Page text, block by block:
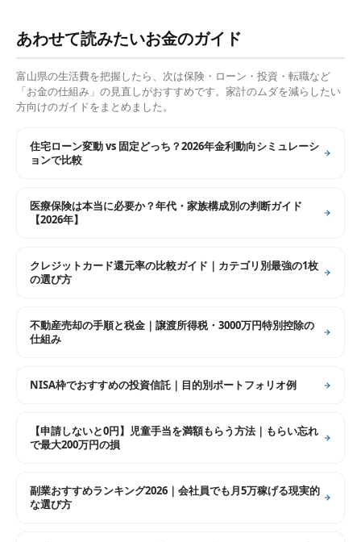
あわせて読みたいお金のガイド
富山県の生活費を把握したら、次は保険・ローン・投資・転職など
「お金の仕組み」の見直しがおすすめです。家計のムダを減らしたい
方向けのガイドをまとめました。
住宅ローン変動 vs 固定どっち？2026年金利動向シミュレーシ
ョンで比較
医療保険は本当に必要か？年代・家族構成別の判断ガイド
【2026年】
クレジットカード還元率の比較ガイド｜カテゴリ別最強の1枚
の選び方
不動産売却の手順と税金｜譲渡所得税・3000万円特別控除の
仕組み
NISA枠でおすすめの投資信託｜目的別ポートフォリオ例
【申請しないと0円】児童手当を満額もらう方法｜もらい忘れ
で最大200万円の損
副業おすすめランキング2026｜会社員でも月5万稼げる現実的
な選び方